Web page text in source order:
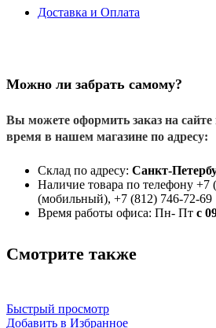
Доставка и Оплата
Можно ли забрать самому?
Вы можете оформить заказ на сайте
время в нашем магазине по адресу:
Склад по адресу: Санкт-
Наличие товара по телефону +7
(мобильный), +7 (812) 746-72-69
Время работы офиса: Пн- Пт с
Смотрите также
Быстрый просмотр
Добавить в Избранное